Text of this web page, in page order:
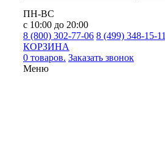
ПН-ВС
с 10:00 до 20:00
8 (800) 302-77-06 8 (499) 348-15-11
КОРЗИНА
0 товаров. Заказать звонок
Меню